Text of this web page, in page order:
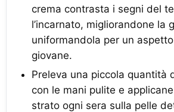
crema contrasta i segni del
l’incarnato, migliorandone la
uniformandola per un
giovane.
Preleva una piccola quantità
con le mani pulite e
strato ogni sera sulla pelle